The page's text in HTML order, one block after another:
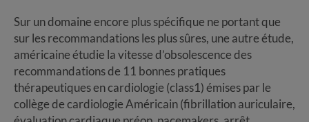
Sur un domaine encore plus spécifique ne portant que
sur les recommandations les plus sûres, une autre étude,
américaine étudie la vitesse d’obsolescence des
recommandations de 11 bonnes pratiques
thérapeutiques en cardiologie (class1) émises par le
collège de cardiologie Américain (fibrillation auriculaire,